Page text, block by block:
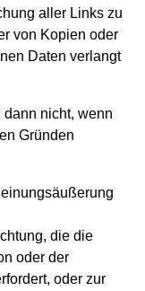
aller Links zu
von Kopien oder
Daten verlangt
dann nicht, wenn
Gründen
die die
oder der
oder zur